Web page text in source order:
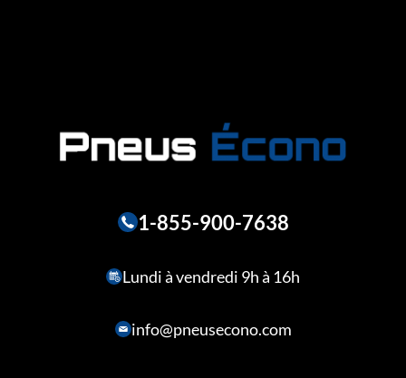
1-855-900-7638
Lundi à vendredi 9h à 16h
info@pneusecono.com